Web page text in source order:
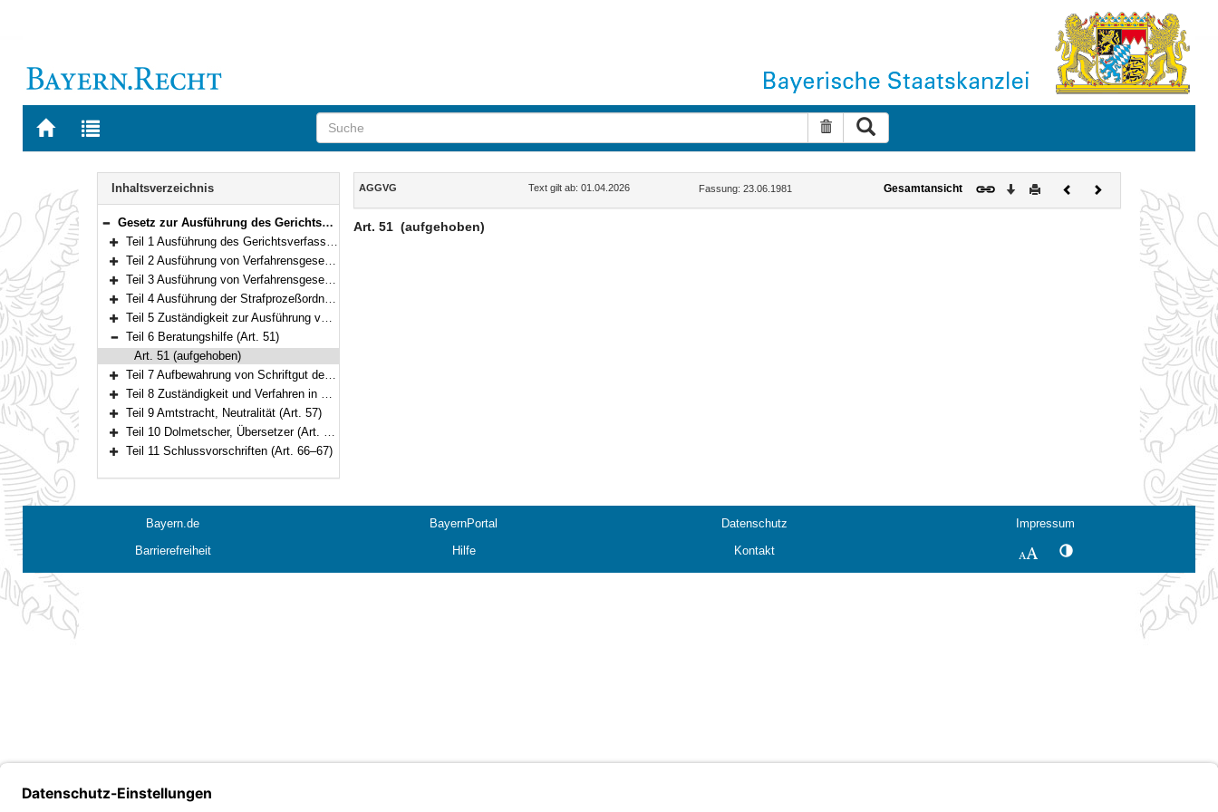
Zur
BAYERN.RECHT
Zur
letzten
Suche zurücksetzen
Navigation
Inhaltsverzeichnis
Bereich reduzieren
Gesetz zur Ausführung des Gerichtsverfassungsgesetzes und von Verfahrensgesetzen des Bundes (Gerichtsverfassungsausführungsgesetz – AGGVG) Vom 23. Juni 1981 (BayRS IV S. 483) BayRS 300-1-1-J (Art. 1–67)
Bereich erweitern
Teil 1 Ausführung des Gerichtsverfassungsgesetzes (Art. 1–21)
Bereich erweitern
Teil 2 Ausführung von Verfahrensgesetzen der streitigen Gerichtsbarkeit (Art. 22–33)
Bereich erweitern
Teil 3 Ausführung von Verfahrensgesetzen der freiwilligen Gerichtsbarkeit (Art. 34–48)
Bereich erweitern
Teil 4 Ausführung der Strafprozeßordnung (Art. 48a–49)
Bereich erweitern
Teil 5 Zuständigkeit zur Ausführung von Bundesgesetzen (Art. 50)
Bereich reduzieren
Teil 6 Beratungshilfe (Art. 51)
Art. 51 (aufgehoben)
Bereich erweitern
Teil 7 Aufbewahrung von Schriftgut der Gerichte, Staatsanwaltschaften und Justizvollzugsbehörden (Art. 52–53)
Bereich erweitern
Teil 8 Zuständigkeit und Verfahren in Fideikommisssachen (Art. 54–56)
Bereich erweitern
Teil 9 Amtstracht, Neutralität (Art. 57)
Bereich erweitern
Teil 10 Dolmetscher, Übersetzer (Art. 58–65)
Teil 11 Schlussvorschriften (Art. 66–67)
Inhalt
AGGVG Text gilt ab: 01.04.2026 Fassung: 23.06.1981 Gesamtansicht Download
DruckenVorherigesNächstes
Dokument
Art. 51 (aufgehoben)
Bayern.de BayernPortal Datenschutz
Impressum
Barrierefreiheit
Hilfe Kontakt SchriftgrößeKontrastwechsel